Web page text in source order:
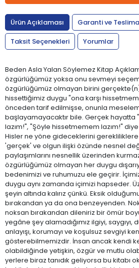
Ürün Açıklaması
Garanti ve
Taksit Seçenekleri
Yorumlar
Beden Asla Yalan Söylemez Kitap
özgürlüğümüz yoksa onu sevmeyi
özgürlüğümüz olmayan birini
hissettiğimiz duygu "ona karşı
önceden tarif edilmişse, onunla
başlayamayacaktır bile. Gerçek hayatta
lazım!", "Şöyle hissetmemem lazım!"
Hisler ne yöne gideceklerini
'gerçek' ve olgun ilişki özünde nesnel
paylaşımlarını nesnellik üzerinden
özgürlüğümüz olmayan her duygu
bedenimizi ve ruhumuzu ele geçirir.
duygu aynı zamanda içimizi hapseder.
şeyin altında kalırız çünkü. Eksik
bırakandan ya da ona benzeyenden.
noksan bırakandan dileniriz bir ömür
yegâne şey alamadığımız ilgiyi, saygıyı,
anlayışı, korumayı ve koşulsuz sevgiyi
gösterebilmemizdir. İnsan ancak kendi
olabildiğinde yetişkin, özgür ve mutlu
yerlere biraz tanıdık geliyorsa bu kitabı